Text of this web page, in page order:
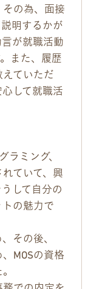
の為、面接
明するかが
が就職活動
また、履歴
ていただ
して就職活
ラミング、
ていて、興
して自分の
の魅力で
その後、
MOSの資格